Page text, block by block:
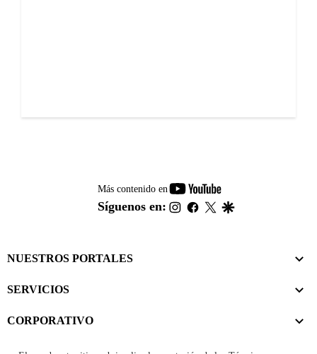
Más contenido en
youtube-
footer
Síguenos en: instagram
facebook
twitter
NUESTROS PORTALES
SERVICIOS
CORPORATIVO